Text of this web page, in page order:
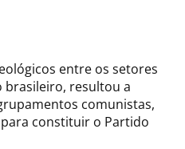
entre os setores
brasileiro, resultou a
comunistas,
constituir o Partido